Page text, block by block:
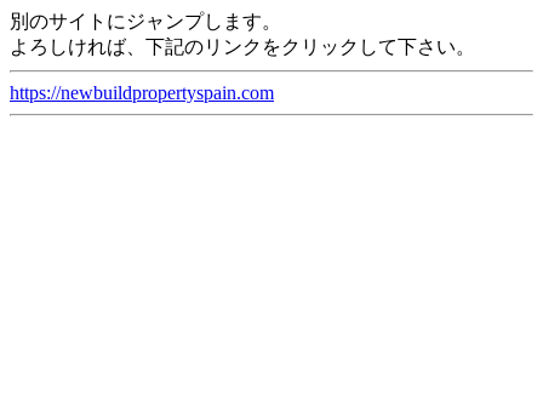
別のサイトにジャンプします。
よろしければ、下記のリンクをクリックして下さい。
https://newbuildpropertyspain.com